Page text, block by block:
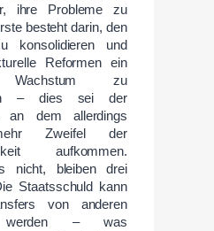
ihre Probleme zu
besteht darin, den
konsolidieren und
Reformen ein
Wachstum zu
– dies sei der
an dem allerdings
Zweifel der
aufkommen.
nicht, bleiben drei
Staatsschuld kann
von anderen
werden – was